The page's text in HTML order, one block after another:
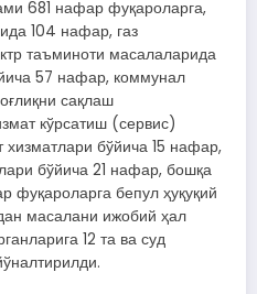
681 нафар фуқароларга,
104 нафар, газ
таъминоти масалаларида
57 нафар, коммунал
сақлаш
кўрсатиш (сервис)
бўйича 15 нафар,
бўйича 21 нафар, бошқа
фуқароларга бепул ҳуқуқий
масалани ижобий ҳал
12 та ва суд